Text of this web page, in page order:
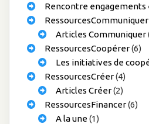
Rencontre engagements
RessourcesCommuniquer
Articles Communiquer
RessourcesCoopérer(6)
Les initiatives de
RessourcesCréer(4)
Articles Créer(2)
RessourcesFinancer(6)
A la une(1)